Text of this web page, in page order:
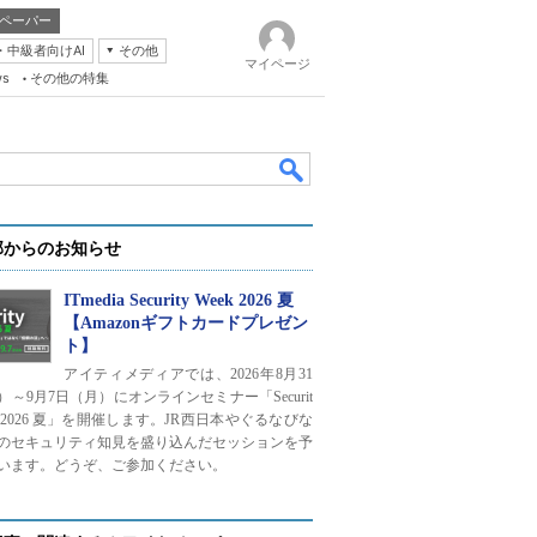
ーパー
中級者向けAI
その他
その他の特集
マイページ
らのお知らせ
ITmedia Security Week 2026 夏
【Amazonギフトカードプレゼン
ト】
アイティメディアでは、2026年8月31
～9月7日（月）にオンラインセミナー「Securit
2026 夏」を開催します。JR西日本やぐるなびな
セキュリティ知見を盛り込んだセッションを予
ます。どうぞ、ご参加ください。